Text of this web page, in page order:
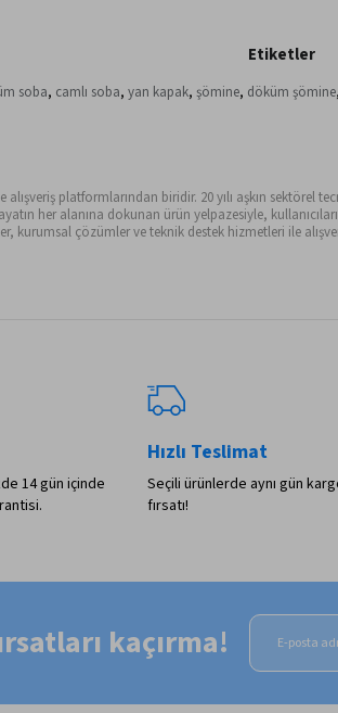
Etiketler
soba, camlı soba, yan kapak, şömine, döküm şömine,
platformlarından biridir. 20 yılı aşkın
her alanına dokunan ürün yelpazesiyle,
kurumsal çözümler ve teknik destek hizmetleri ile
14 gün içinde
Hızlı Teslimat
Seçili ürünlerde aynı gün
fırsatı!
kaçırma!